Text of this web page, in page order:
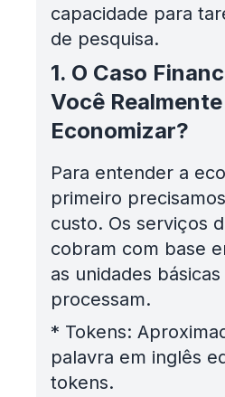
capacidade para
de pesquisa.
1. O Caso
Você
Economizar?
Para entender a
primeiro
custo. Os serviços
cobram com base
as unidades
processam.
* Tokens:
palavra em inglês
tokens.